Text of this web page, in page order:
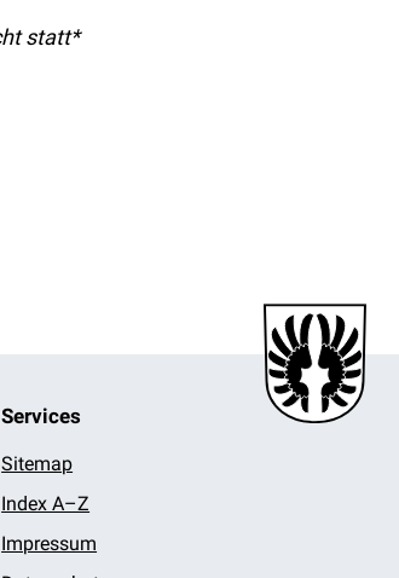
statt*
Services
Sitemap
Index A–Z
Impressum